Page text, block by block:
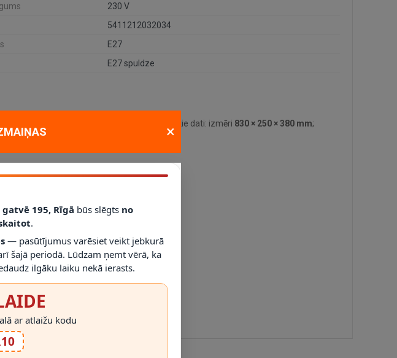
230 V
5411212032034
E27
E27 spuldze
dzīvoklī vai projektā. Galvenie tehniskie dati: izmēri 830 × 250 × 380 mm;
klase
interjerā.
×
195, Rīgā būs slēgts no
.
— pasūtījumus varēsiet veikt jebkurā
šajā periodā. Lūdzam ņemt vērā, ka
ilgāku laiku nekā ierasts.
ar atlaižu kodu